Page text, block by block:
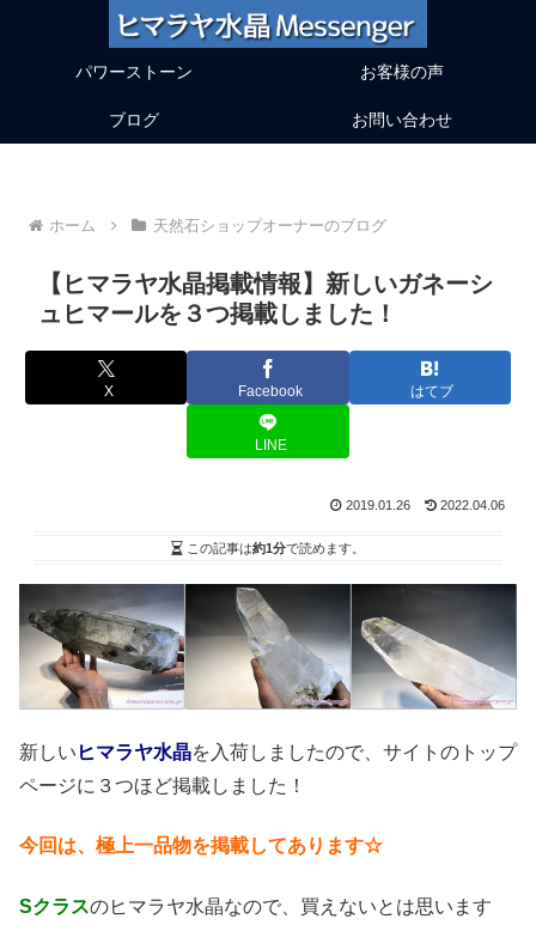
パワーストーン お客様の声
ブログ お問い合わせ
ホーム 天然石ショップオーナーのブログ
【ヒマラヤ水晶掲載情報】新しいガネーシ
ュヒマールを３つ掲載しました！
X Facebook はてブ
LINE
2019.01.26 2022.04.06
この記事は約1分で読めます。
新しい ヒマラヤ水晶を入荷しましたので、サイトのトップ
ページに３つほど掲載しました！
今回は、極上一品物を掲載してあります☆
Sクラスのヒマラヤ水晶なので、買えないとは思います